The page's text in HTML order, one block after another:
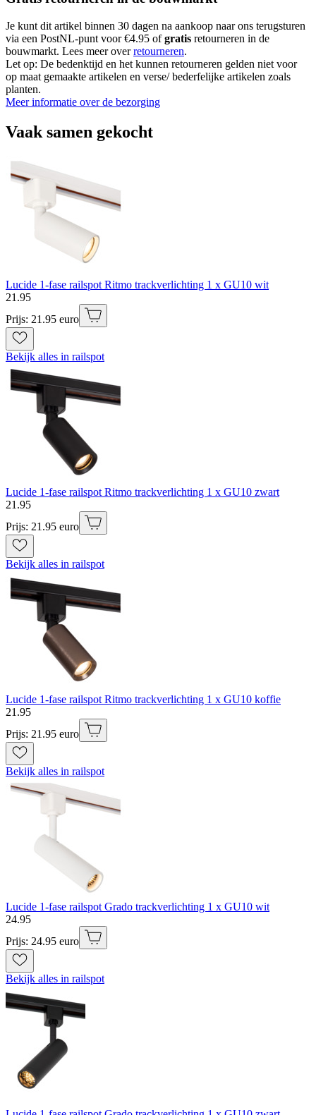
Je kunt dit artikel binnen 30 dagen na aankoop naar ons terugsturen
via een PostNL-punt voor €4.95 ofgratis retourneren in de
bouwmarkt. Lees meer overretourneren.
Let op: De bedenktijd en het kunnen retourneren gelden niet voor
op maat gemaakte artikelen en verse/ bederfelijke artikelen zoals
planten.
Meer informatie over de bezorging
Vaak samen gekocht
Lucide 1-fase railspot Ritmo trackverlichting 1 x GU10 wit
21 .95
Prijs: 21.95 euro
Bekijk alles in railspot
Lucide 1-fase railspot Ritmo trackverlichting 1 x GU10 zwart
21 .95
Prijs: 21.95 euro
Bekijk alles in railspot
Lucide 1-fase railspot Ritmo trackverlichting 1 x GU10 koffie
21 .95
Prijs: 21.95 euro
Bekijk alles in railspot
Lucide 1-fase railspot Grado trackverlichting 1 x GU10 wit
24.95
Prijs: 24.95 euro
Bekijk alles in railspot